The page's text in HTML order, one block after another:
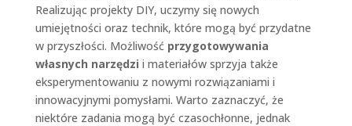
Realizując projekty DIY, uczymy się nowych
umiejętności oraz technik, które mogą być przydatne
w przyszłości. Możliwość przygotowywania
własnych narzędzi i materiałów sprzyja także
eksperymentowaniu z nowymi rozwiązaniami i
innowacyjnymi pomysłami. Warto zaznaczyć, że
niektóre zadania mogą być czasochłonne, jednak